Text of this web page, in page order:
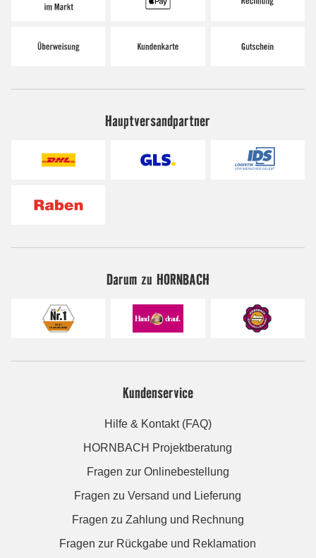
Hauptversandpartner
Darum zu HORNBACH
Kundenservice
Hilfe & Kontakt (FAQ)
HORNBACH Projektberatung
Fragen zur Onlinebestellung
Fragen zu Versand und Lieferung
Fragen zu Zahlung und Rechnung
Fragen zur Rückgabe und Reklamation